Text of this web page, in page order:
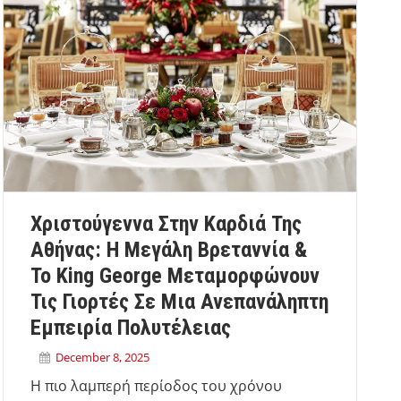
Χριστούγεννα Στην Καρδιά Της
Αθήνας: Η Μεγάλη Βρεταννία &
Το King George Μεταμορφώνουν
Τις Γιορτές Σε Μια Ανεπανάληπτη
Εμπειρία Πολυτέλειας
December 8, 2025
Η πιο λαμπερή περίοδος του χρόνου